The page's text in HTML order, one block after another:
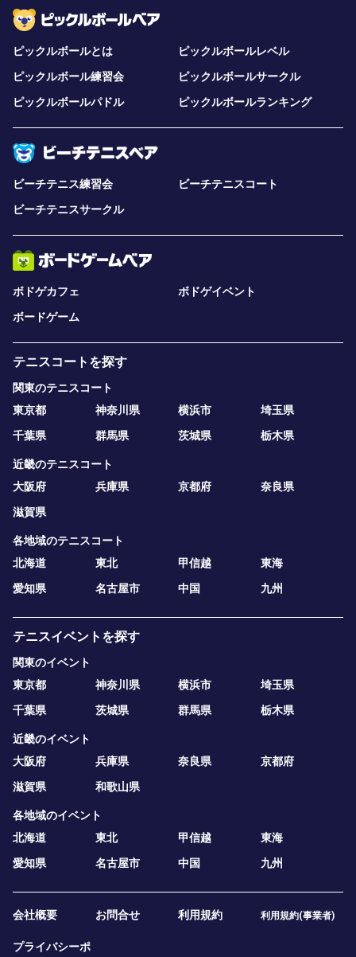
ピックルボールとは
ピックルボールレベル
ピックルボール練習会
ピックルボールサークル
ピックルボールパドル
ピックルボールランキング
ビーチテニス練習会
ビーチテニスコート
ビーチテニスサークル
ボドゲカフェ
ボドゲイベント
ボードゲーム
テニスコートを探す
関東のテニスコート
東京都
神奈川県 横浜市
埼玉県
千葉県
群馬県 茨城県 栃木県
近畿のテニスコート
大阪府
兵庫県 京都府
奈良県
滋賀県
各地域のテニスコート
北海道
東北 甲信越
東海
愛知県
名古屋市 中国 九州
テニスイベントを探す
関東のイベント
東京都
神奈川県 横浜市
埼玉県
千葉県
茨城県 群馬県 栃木県
近畿のイベント
大阪府
兵庫県 奈良県
京都府
滋賀県
和歌山県
各地域のイベント
北海道
東北 甲信越
東海
愛知県
名古屋市 中国 九州
会社概要 お問合せ 利用規約 利用規約(事業者)
プライバシーポ